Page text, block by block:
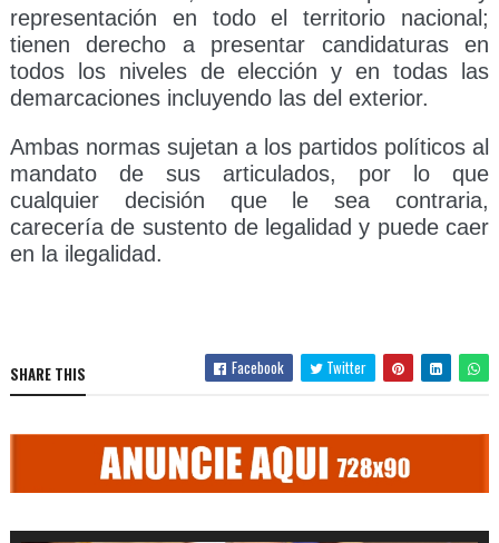
representación en todo el territorio nacional;
tienen derecho a presentar candidaturas en
todos los niveles de elección y en todas las
demarcaciones incluyendo las del exterior.
Ambas normas sujetan a los partidos políticos al
mandato de sus articulados, por lo que
cualquier decisión que le sea contraria,
carecería de sustento de legalidad y puede caer
en la ilegalidad.
SHARE THIS Facebook Twitter